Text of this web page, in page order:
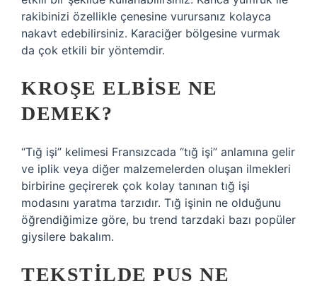
rakibinizi özellikle çenesine vurursanız kolayca
nakavt edebilirsiniz. Karaciğer bölgesine vurmak
da çok etkili bir yöntemdir.
KROŞE ELBISE NE
DEMEK?
“Tığ işi” kelimesi Fransızcada “tığ işi” anlamına gelir
ve iplik veya diğer malzemelerden oluşan ilmekleri
birbirine geçirerek çok kolay tanınan tığ işi
modasını yaratma tarzıdır. Tığ işinin ne olduğunu
öğrendiğimize göre, bu trend tarzdaki bazı popüler
giysilere bakalım.
TEKSTILDE PUS NE